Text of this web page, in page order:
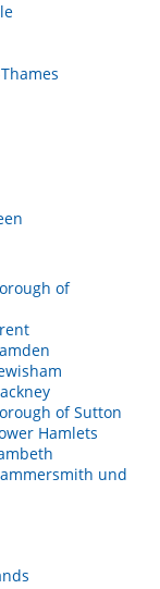
of
of Sutton
Hamlets
und